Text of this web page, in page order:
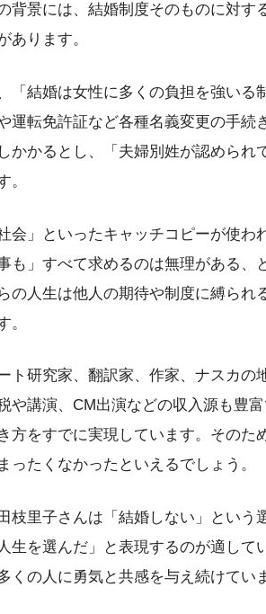
背景には、結婚制度そのものに対す
あります。
「結婚は女性に多くの負担を強いる
運転免許証など各種名義変更の手続
かかるとし、「夫婦別姓が認められ
。
会」といったキャッチコピーが使わ
も」すべて求めるのは無理がある、
の人生は他人の期待や制度に縛られ
。
ト研究家、翻訳家、作家、ナスカの
や講演、CM出演などの収入源も豊
方をすでに実現しています。そのた
ったくなかったといえるでしょう。
枝里子さんは「結婚しない」という
生を選んだ」と表現するのが適して
くの人に勇気と共感を与え続けてい